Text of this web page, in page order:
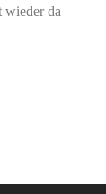
wieder da